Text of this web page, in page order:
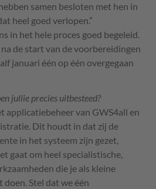
samen besloten met hen in
heel goed verlopen.”
in het hele proces goed begeleid.
de start van de voorbereidingen
januari één op één overgegaan
jullie precies uitbesteed?
applicatiebeheer van GWS4all en
Dit houdt in dat zij de
in het systeem zijn gezet,
gaat om heel specialistische,
die je als kleine
Stel dat we één